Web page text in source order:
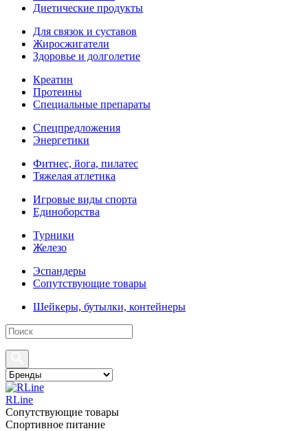
Диетические продукты
Для связок и суставов
Жиросжигатели
Здоровье и долголетие
Креатин
Протеины
Специальные препараты
Спецпредложения
Энергетики
Фитнес, йога, пилатес
Тяжелая атлетика
Игровые виды спорта
Единоборства
Турники
Железо
Эспандеры
Сопутствующие товары
Шейкеры, бутылки, контейнеры
RLine
Сопутствующие товары
Спортивное питание